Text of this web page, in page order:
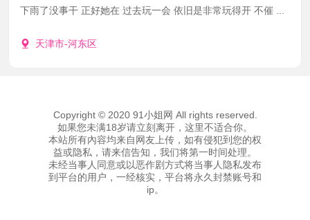
下雨了没事干 正好她在 过去玩一会 依旧是非常玩得开 不催 ...
天津市-河东区
Copyright © 2020 91小姐网 All rights reserved.
如果您未满18岁请立刻离开，这里不适合你。
本站所有內容均来自网友上传，如有侵犯到您的权
益或隐私，请来信告知，我们将第一时间处理。
未经当事人同意或以恶作剧方式将当事人隐私发布
到平台的用户，一经核实，平台将永久封禁账号和
ip。